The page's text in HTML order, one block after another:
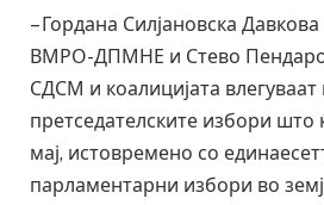
– Гордана Силјановска
ВМРО-ДПМНЕ и Стево
СДСМ и коалицијата влегуваат
претседателските избори што
мај, истовремено со
парламентарни избори во